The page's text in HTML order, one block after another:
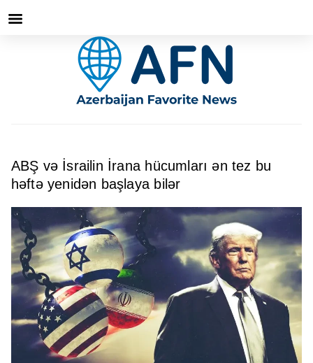
ABŞ və İsrailin İrana hücumları ən tez bu
həftə yenidən başlaya bilər